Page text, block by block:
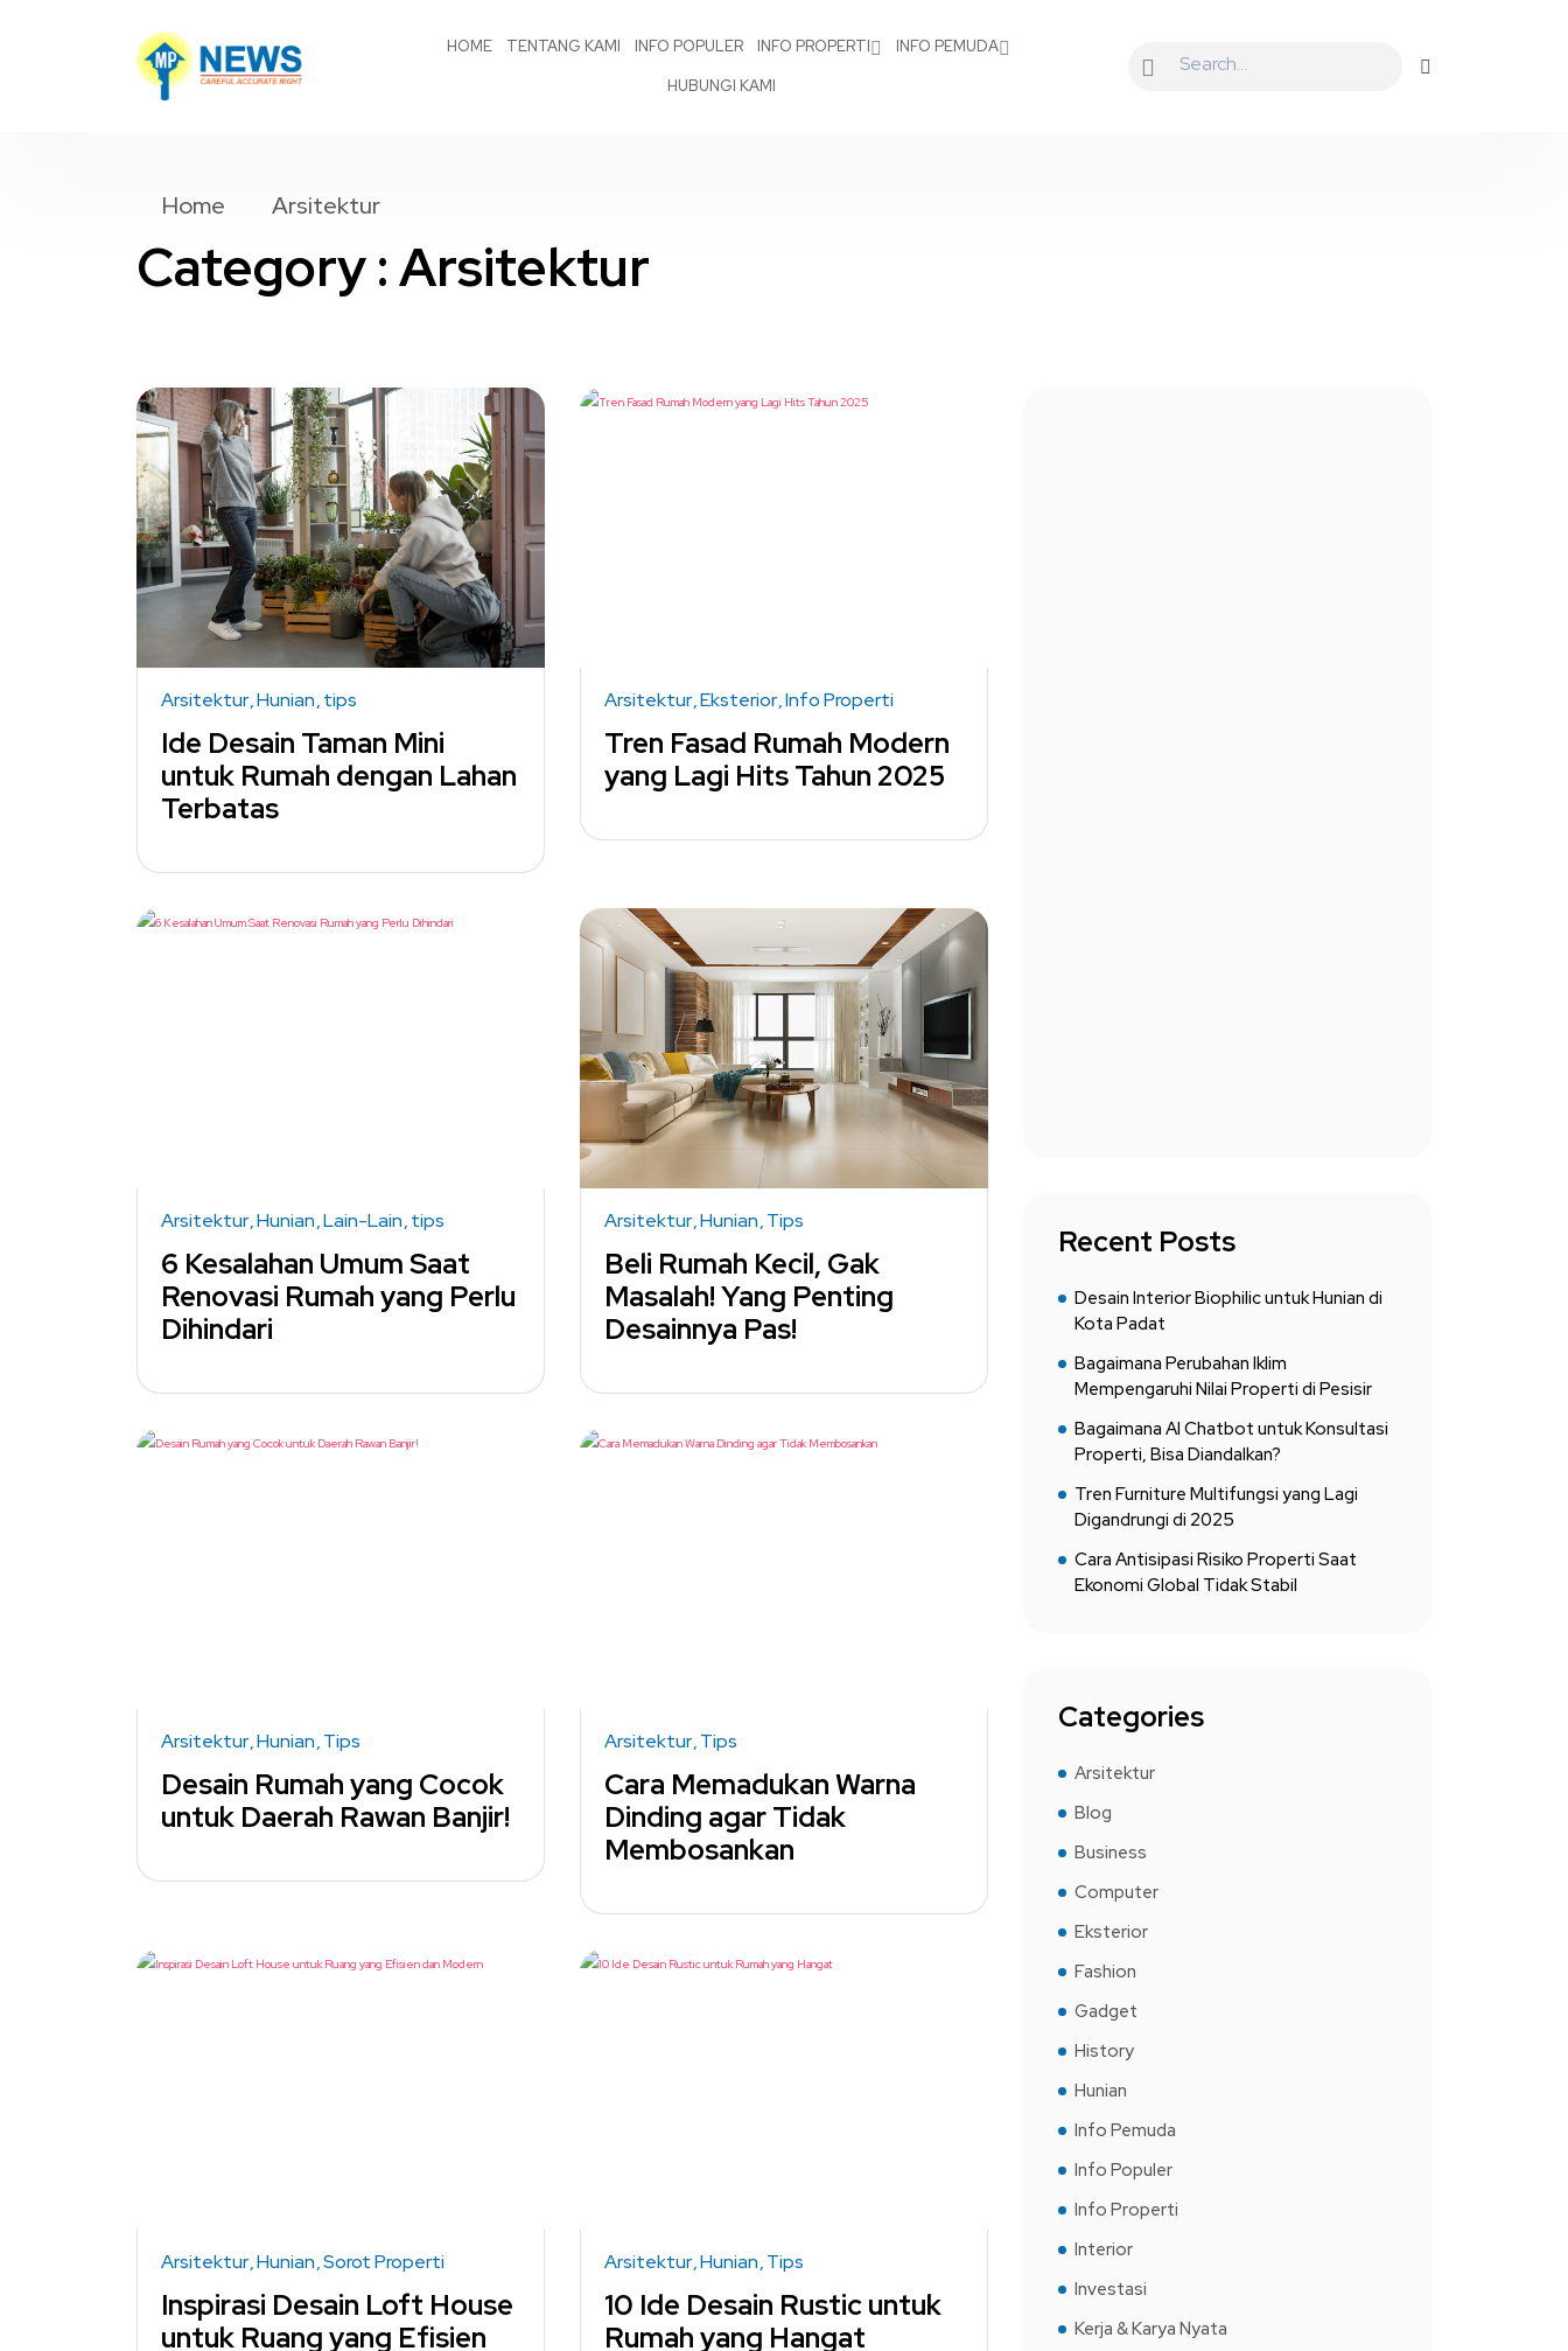
HOME TENTANG KAMI INFO POPULER INFO PROPERTI
INFO PEMUDA
HUBUNGI KAMI
Home Arsitektur
Category : Arsitektur
Arsitektur Hunian tips
Ide Desain Taman Mini
untuk Rumah dengan Lahan
Terbatas
Arsitektur Eksterior Info Properti
Tren Fasad Rumah Modern
yang Lagi Hits Tahun 2025
Arsitektur Hunian Lain-Lain tips
6 Kesalahan Umum Saat
Renovasi Rumah yang Perlu
Dihindari
Arsitektur Hunian Tips
Beli Rumah Kecil, Gak
Masalah! Yang Penting
Desainnya Pas!
Arsitektur Hunian Tips
Desain Rumah yang Cocok
untuk Daerah Rawan Banjir!
Arsitektur Tips
Cara Memadukan Warna
Dinding agar Tidak
Membosankan
Arsitektur Hunian Sorot Properti
Inspirasi Desain Loft House
untuk Ruang yang Efisien
Arsitektur Hunian Tips
10 Ide Desain Rustic untuk
Rumah yang Hangat
Recent Posts
Desain Interior Biophilic untuk Hunian di
Kota Padat
Bagaimana Perubahan Iklim
Mempengaruhi Nilai Properti di Pesisir
Bagaimana AI Chatbot untuk Konsultasi
Properti, Bisa Diandalkan?
Tren Furniture Multifungsi yang Lagi
Digandrungi di 2025
Cara Antisipasi Risiko Properti Saat
Ekonomi Global Tidak Stabil
Categories
Arsitektur
Blog
Business
Computer
Eksterior
Fashion
Gadget
History
Hunian
Info Pemuda
Info Populer
Info Properti
Interior
Investasi
Kerja & Karya Nyata